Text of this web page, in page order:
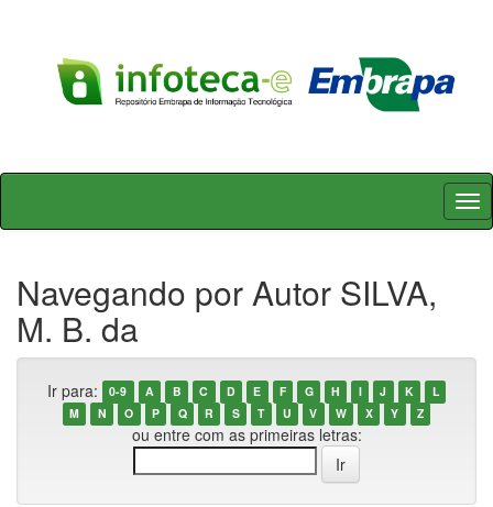
Skip
Navegando por Autor SILVA,
M. B. da
Ir para: 0-9 A B C D E F G H I J K
L
M
N O P Q R S T U V W X Y Z
ou entre com as primeiras letras: